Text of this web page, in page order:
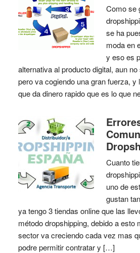
Como se
se ha
moda en
y eso es
alternativa al producto digital, aun
pero va cogiendo una gran fuerza, y
que da dinero rapido que es lo que
Cuanto
uno de
gustan
ya tengo 3 tiendas online que las
método dropshipping, debido a esto
sector va creciendo cada vez mas
podre permitir contratar y […]